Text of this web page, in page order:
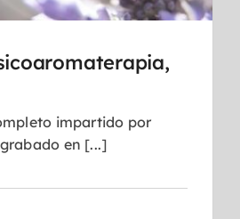
impartido por
Urvashi Bailo, grabado en [...]